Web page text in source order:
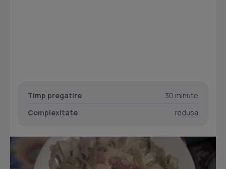
Timp pregatire
30 minute
Complexitate
redusa